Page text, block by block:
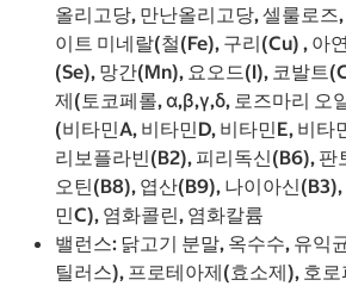
올리고당, 만난올리고당, 셀룰로즈
이트 미네랄(철(Fe), 구리(Cu) , 아
(Se), 망간(Mn), 요오드(I), 코발트
제(토코페롤, α,β,γ,δ, 로즈마리 오
(비타민A, 비타민D, 비타민E, 비타
리보플라빈(B2), 피리독신(B6), 판
오틴(B8), 엽산(B9), 나이아신(B3),
민C), 염화콜린, 염화칼륨
밸런스: 닭고기 분말, 옥수수, 유익
틸러스), 프로테아제(효소제), 호